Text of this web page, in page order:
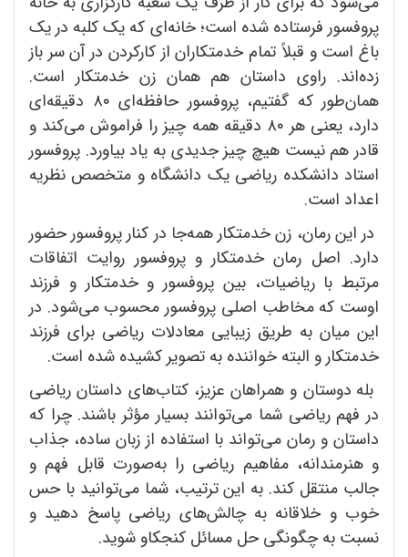
پروفسور فرستاده شده است؛ خانه‌ای که یک کلبه در یک
باغ است و قبلاً تمام خدمتکاران از کارکردن در آن سر باز
زده‌اند. راوی داستان هم همان زن خدمتکار است.
همان‌طور که گفتیم، پروفسور حافظه‌ای ۸۰ دقیقه‌ای
دارد، یعنی هر ۸۰ دقیقه همه چیز را فراموش می‌کند و
قادر هم نیست هیچ چیز جدیدی به یاد بیاورد. پروفسور
استاد دانشکده ریاضی یک دانشگاه و متخصص نظریه
اعداد است.
در این رمان، زن خدمتکار همه‌جا در کنار پروفسور حضور
دارد. اصل رمان خدمتکار و پروفسور روایت اتفاقات
مرتبط با ریاضیات، بین پروفسور و خدمتکار و فرزند
اوست که مخاطب اصلی پروفسور محسوب می‌شود. در
این میان به طریق زیبایی معادلات ریاضی برای فرزند
خدمتکار و البته خواننده به تصویر کشیده شده است.
بله دوستان و همراهان عزیز، کتاب‌های داستان ریاضی
در فهم ریاضی شما می‌توانند بسیار مؤثر باشند. چرا که
داستان و رمان می‌تواند با استفاده از زبان ساده، جذاب
و هنرمندانه، مفاهیم ریاضی را به‌صورت قابل فهم و
جالب منتقل کند. به این ترتیب، شما می‌توانید با حس
خوب و خلاقانه به چالش‌های ریاضی پاسخ دهید و
نسبت به چگونگی حل مسائل کنجکاو شوید.